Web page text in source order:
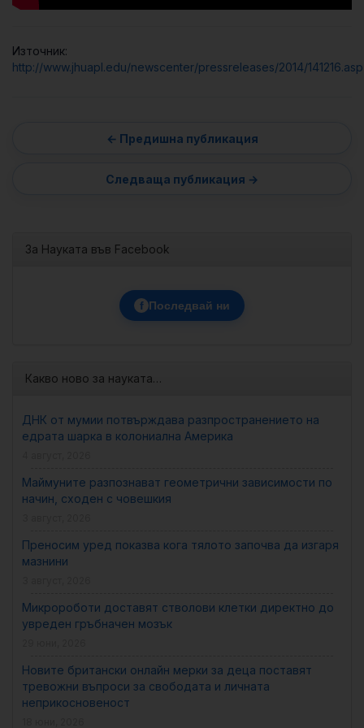
Източник:
http://www.jhuapl.edu/newscenter/pressreleases/2014/141216.asp
За Науката във Facebook
f Последвай ни
Какво ново за науката…
ДНК от мумии потвърждава разпространението на
едрата шарка в колониална Америка
Маймуните разпознават геометрични зависимости по
начин, сходен с човешкия
Преносим уред показва кога тялото започва да изгаря
мазнини
Микророботи доставят стволови клетки директно до
увреден гръбначен мозък
Новите британски онлайн мерки за деца поставят
тревожни въпроси за свободата и личната
неприкосновеност